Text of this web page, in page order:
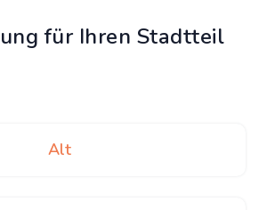
für Ihren Stadtteil
Alt